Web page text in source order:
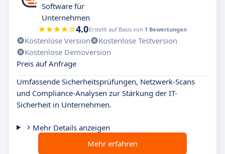
Software für
Unternehmen
4.0Erstellt auf Basis von 1 Bewertungen
Kostenlose Version
Kostenlose Testversion
Kostenlose Demoversion
Preis auf Anfrage
Umfassende Sicherheitsprüfungen, Netzwerk-Scans
und Compliance-Analysen zur Stärkung der IT-
Sicherheit in Unternehmen.
Mehr Details anzeigen
Mehr erfahren